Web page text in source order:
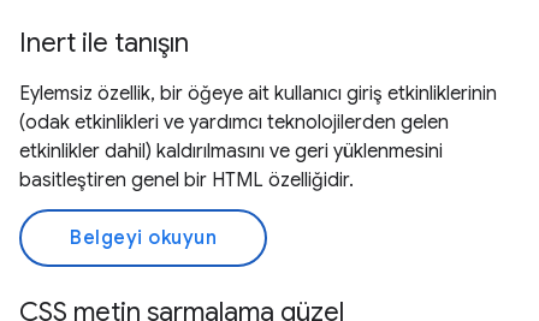
Inert ile tanışın
Eylemsiz özellik, bir öğeye ait kullanıcı giriş etkinliklerinin
(odak etkinlikleri ve yardımcı teknolojilerden gelen
etkinlikler dahil) kaldırılmasını ve geri yüklenmesini
basitleştiren genel bir HTML özelliğidir.
Belgeyi okuyun
CSS metin sarmalama güzel